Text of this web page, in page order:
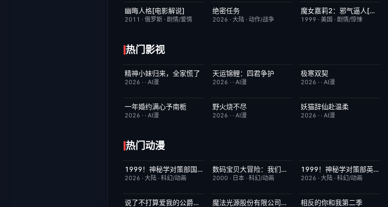
已完结
幽晦人格[电影解说]
2011 · 俄罗斯 · 剧情/爱情
昨日更新
绝密任务
2026 ·大陆 ·动作/战争
已完结 5.7魔女嘉莉2：邪气逼人[电影解说]
1999 · 美国 · 剧情/惊悚
热门影视
完结 7.0
精神小妹归来，全家慌了
2026 · · AI漫
完结
天运锦鲤：四君争护
2026 · ·AI漫
完结
极寒双契
2026 · · AI漫
完结
一年婚约满心予南栀
2026 · · AI漫
完结
野火烧不尽
2026 · ·AI漫
完结
妖猫辞仙赴温柔
2026 · · AI漫
热门动漫
更新至第3集 2.0 1999！神秘学对策部国语
2026 · 大陆 · 科幻/动画
本周更新 8.9数码宝贝大冒险：我们的战争游戏！
2000 · 日本 ·科幻/动画
更新至第3集 10.01999！神秘学对策部英语
2026 · 大陆· 科幻/动画
更新至第06集 3.0说了不打算爱我的公爵继承人，不知为何对我宠爱有加 更新至第06集 1.0魔法光源股份有限公司第二季 更新至第06集 10.0
相反的你和我第二季